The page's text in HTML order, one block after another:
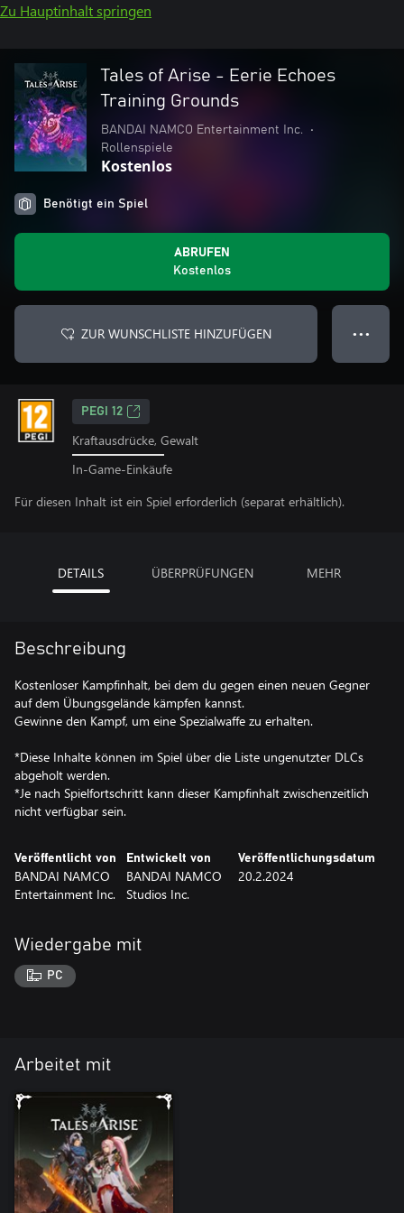
Zu Hauptinhalt springen
Tales of Arise - Eerie Echoes
Training Grounds
BANDAI NAMCO Entertainment Inc.
•
Rollenspiele
Kostenlos
Benötigt ein Spiel
ABRUFEN
Kostenlos
ZUR WUNSCHLISTE HINZUFÜGEN ● ● ●
PEGI 12
Kraftausdrücke, Gewalt
In-Game-Einkäufe
Für diesen Inhalt ist ein Spiel erforderlich (separat erhältlich).
DETAILS ÜBERPRÜFUNGEN MEHR
Beschreibung
Kostenloser Kampfinhalt, bei dem du gegen einen neuen Gegner
auf dem Übungsgelände kämpfen kannst.
Gewinne den Kampf, um eine Spezialwaffe zu erhalten.
*Diese Inhalte können im Spiel über die Liste ungenutzter DLCs
abgeholt werden.
*Je nach Spielfortschritt kann dieser Kampfinhalt zwischenzeitlich
nicht verfügbar sein.
Veröffentlicht von
BANDAI NAMCO
Entertainment Inc.
Entwickelt von
BANDAI NAMCO
Studios Inc.
Veröffentlichungsdatum
20.2.2024
Wiedergabe mit
PC
Arbeitet mit